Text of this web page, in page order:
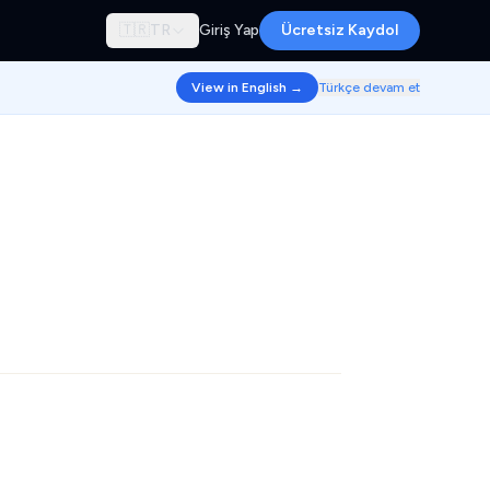
🇹🇷 TR Giriş Yap Ücretsiz Kaydol
View in English → Türkçe devam et